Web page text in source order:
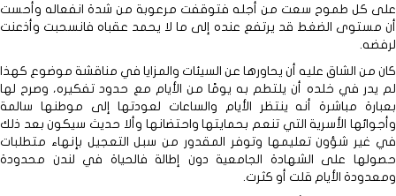
على كل طموح سعت من أجله فتوقفت مرعوبة من شدة انفعاله وأحست
أن مستوى الضغط قد يرتفع عنده إلى ما لا يحمد عقباه فانسحبت وأذعنت
لرفضه.
كان من الشاق عليه أن يحاورها عن السيئات والمزايا في مناقشة موضوع كهذا
لم يدر في خلده أن يلتطم به يومًا من الأيام مع حدود تفكيره، وصرح لها
بعبارة مباشرة أنه ينتظر الأيام والساعات لعودتها إلى موطنها سالمة
وأجوائها الأسرية التي تنعم بحمايتها واحتضانها وألا حديث سيكون بعد ذلك
في غير شؤون تعليمها وتوفر المقدور من سبل التعجيل بإنهاء متطلبات
حصولها على الشهادة الجامعية دون إطالة فالحياة في لندن محدودة
ومعدودة الأيام قلت أو كثرت.